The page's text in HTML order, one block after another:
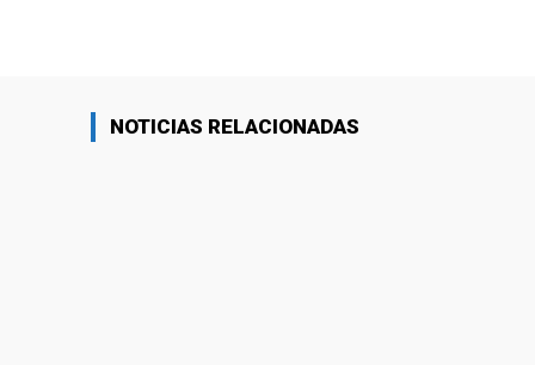
NOTICIAS RELACIONADAS